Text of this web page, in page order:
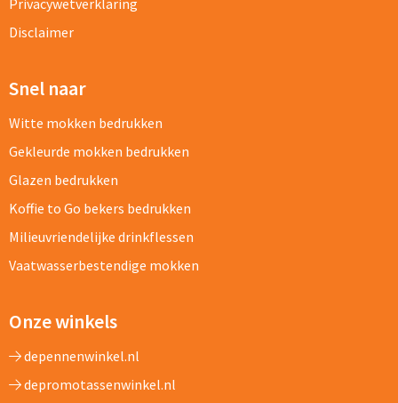
Privacywetverklaring
Disclaimer
Snel naar
Witte mokken bedrukken
Gekleurde mokken bedrukken
Glazen bedrukken
Koffie to Go bekers bedrukken
Milieuvriendelijke drinkflessen
Vaatwasserbestendige mokken
Onze winkels
depennenwinkel.nl
depromotassenwinkel.nl